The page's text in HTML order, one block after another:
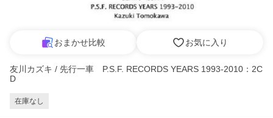
おまかせ比較 お気に入り
友川カズキ / 先行一車 P.S.F. RECORDS YEARS 1993-2010：2C
D
在庫なし